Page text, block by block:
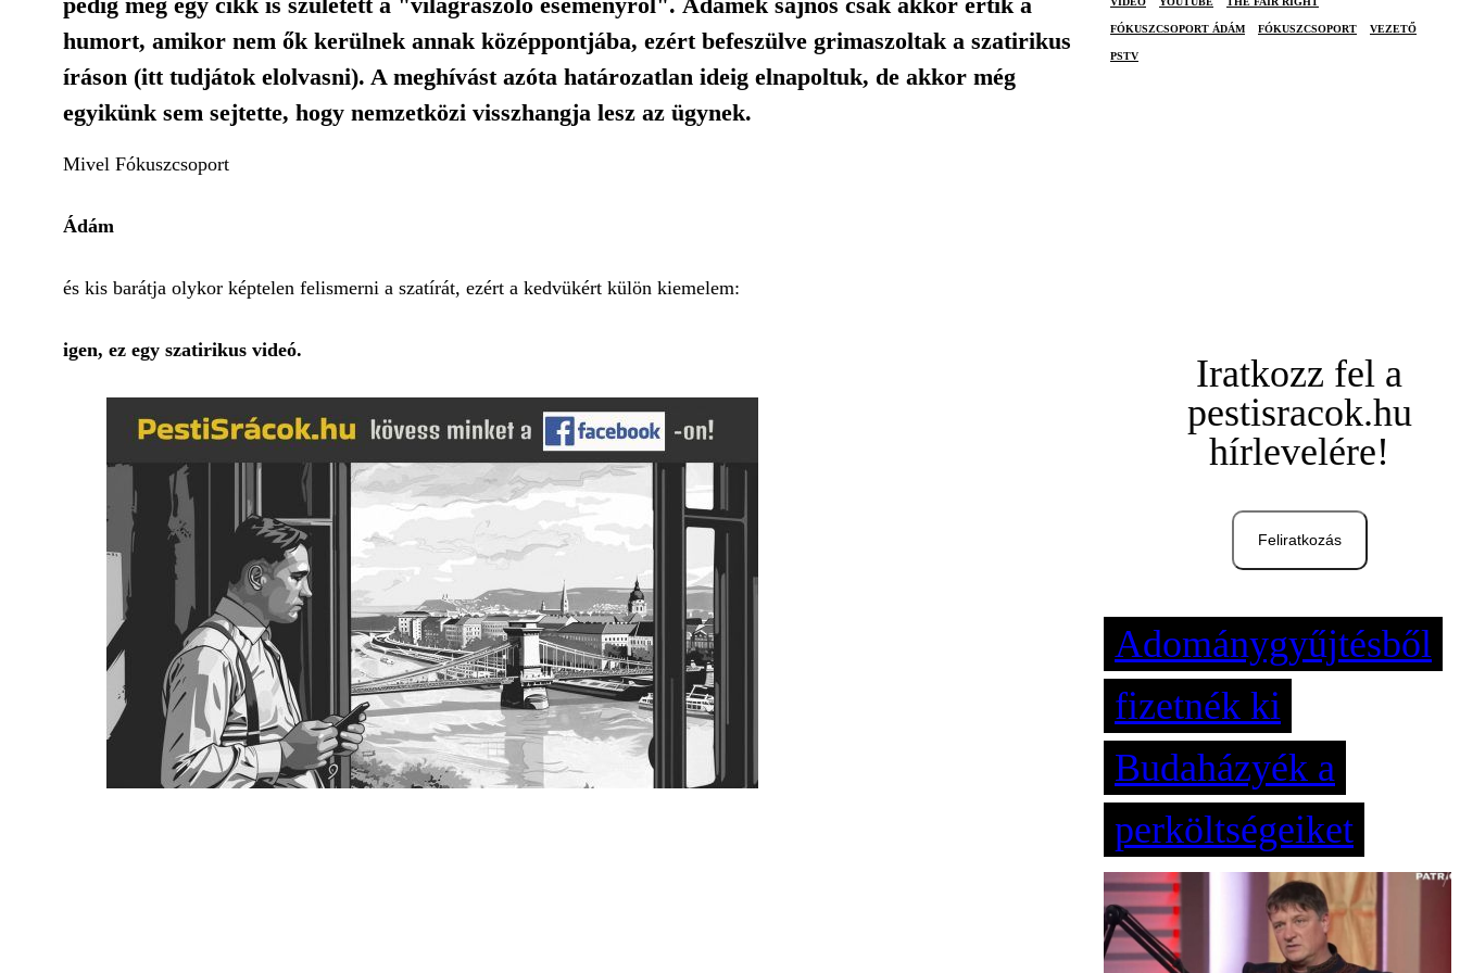
humort, amikor nem ők kerülnek annak középpontjába, ezért befeszülve grimaszoltak a szatirikus
íráson (itt tudjátok elolvasni). A meghívást azóta határozatlan ideig elnapoltuk, de akkor még
egyikünk sem sejtette, hogy nemzetközi visszhangja lesz az ügynek.
Mivel Fókuszcsoport
Ádám
és kis barátja olykor képtelen felismerni a szatírát, ezért a kedvükért külön kiemelem:
igen, ez egy szatirikus videó.
FÓKUSZCSOPORT ÁDÁM FÓKUSZCSOPORT VEZETŐ
PSTV
Iratkozz fel a
pestisracok.hu
hírlevelére!
Feliratkozás
Adománygyűjtésből
fizetnék ki
Budaházyék a
perköltségeiket